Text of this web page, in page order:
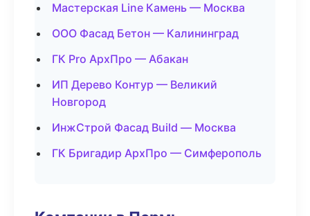
Мастерская Line Камень — Москва
ООО Фасад Бетон — Калининград
ГК Pro АрхПро — Абакан
ИП Дерево Контур — Великий
Новгород
ИнжСтрой Фасад Build — Москва
ГК Бригадир АрхПро — Симферополь